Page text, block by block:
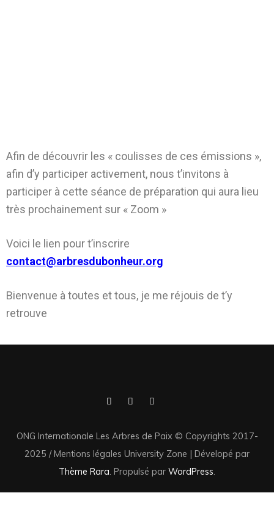
Afin de découvrir les « coulisses de ces émissions »,
afin d’y participer activement, nous t’invitons à
participer à cette séance de préparation qui aura lieu
très prochainement sur « Zoom »
Voici le lien pour t’inscrire
contact@arbresdubonheur.org
Bienvenue à toutes et tous, je me réjouis de t’y
retrouve
ONG Internationale Les Arbres de Paix © Copyrights 2017-
2025 / Mentions légales University Zone | Dévelopé par
Thème Rara. Propulsé par WordPress.